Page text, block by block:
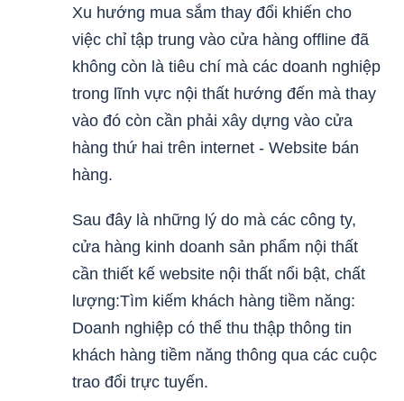
Xu hướng mua sắm thay đổi khiến cho
việc chỉ tập trung vào cửa hàng offline đã
không còn là tiêu chí mà các doanh nghiệp
trong lĩnh vực nội thất hướng đến mà thay
vào đó còn cần phải xây dựng vào cửa
hàng thứ hai trên internet - Website bán
hàng.
Sau đây là những lý do mà các công ty,
cửa hàng kinh doanh sản phẩm nội thất
cần thiết kế website nội thất nổi bật, chất
lượng:Tìm kiếm khách hàng tiềm năng:
Doanh nghiệp có thể thu thập thông tin
khách hàng tiềm năng thông qua các cuộc
trao đổi trực tuyến.